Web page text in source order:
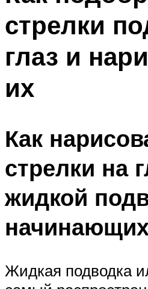
стрелки
глаз и
их
Как
стрелки на
жидкой
Жидкая подводка